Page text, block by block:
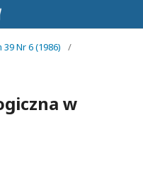
39 Nr 6 (1986)
/
w